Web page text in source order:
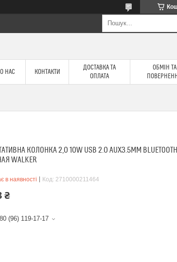
НАС КОНТАКТИ
ДОСТАВКА ТА
ОПЛАТА
ОБМІН ТА
КОЛОНКА 2,0 10W USB 2.0 AUX3.5ММ
WALKER
в наявності Код: 2710000211464
₴
(96) 119-17-17